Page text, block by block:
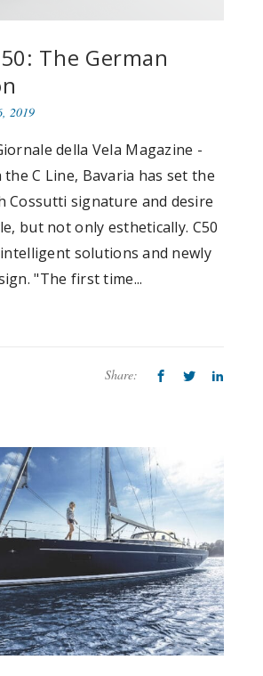
The German
2019
della Vela Magazine -
the C Line, Bavaria has set the
Cossutti signature and desire
but not only esthetically. C50
solutions and newly
"The first time...
Share: